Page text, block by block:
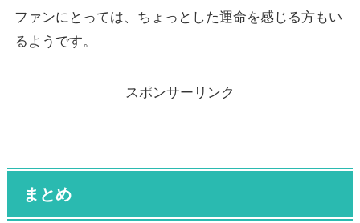
ファンにとっては、ちょっとした運命を感じる方もい
るようです。
スポンサーリンク
まとめ